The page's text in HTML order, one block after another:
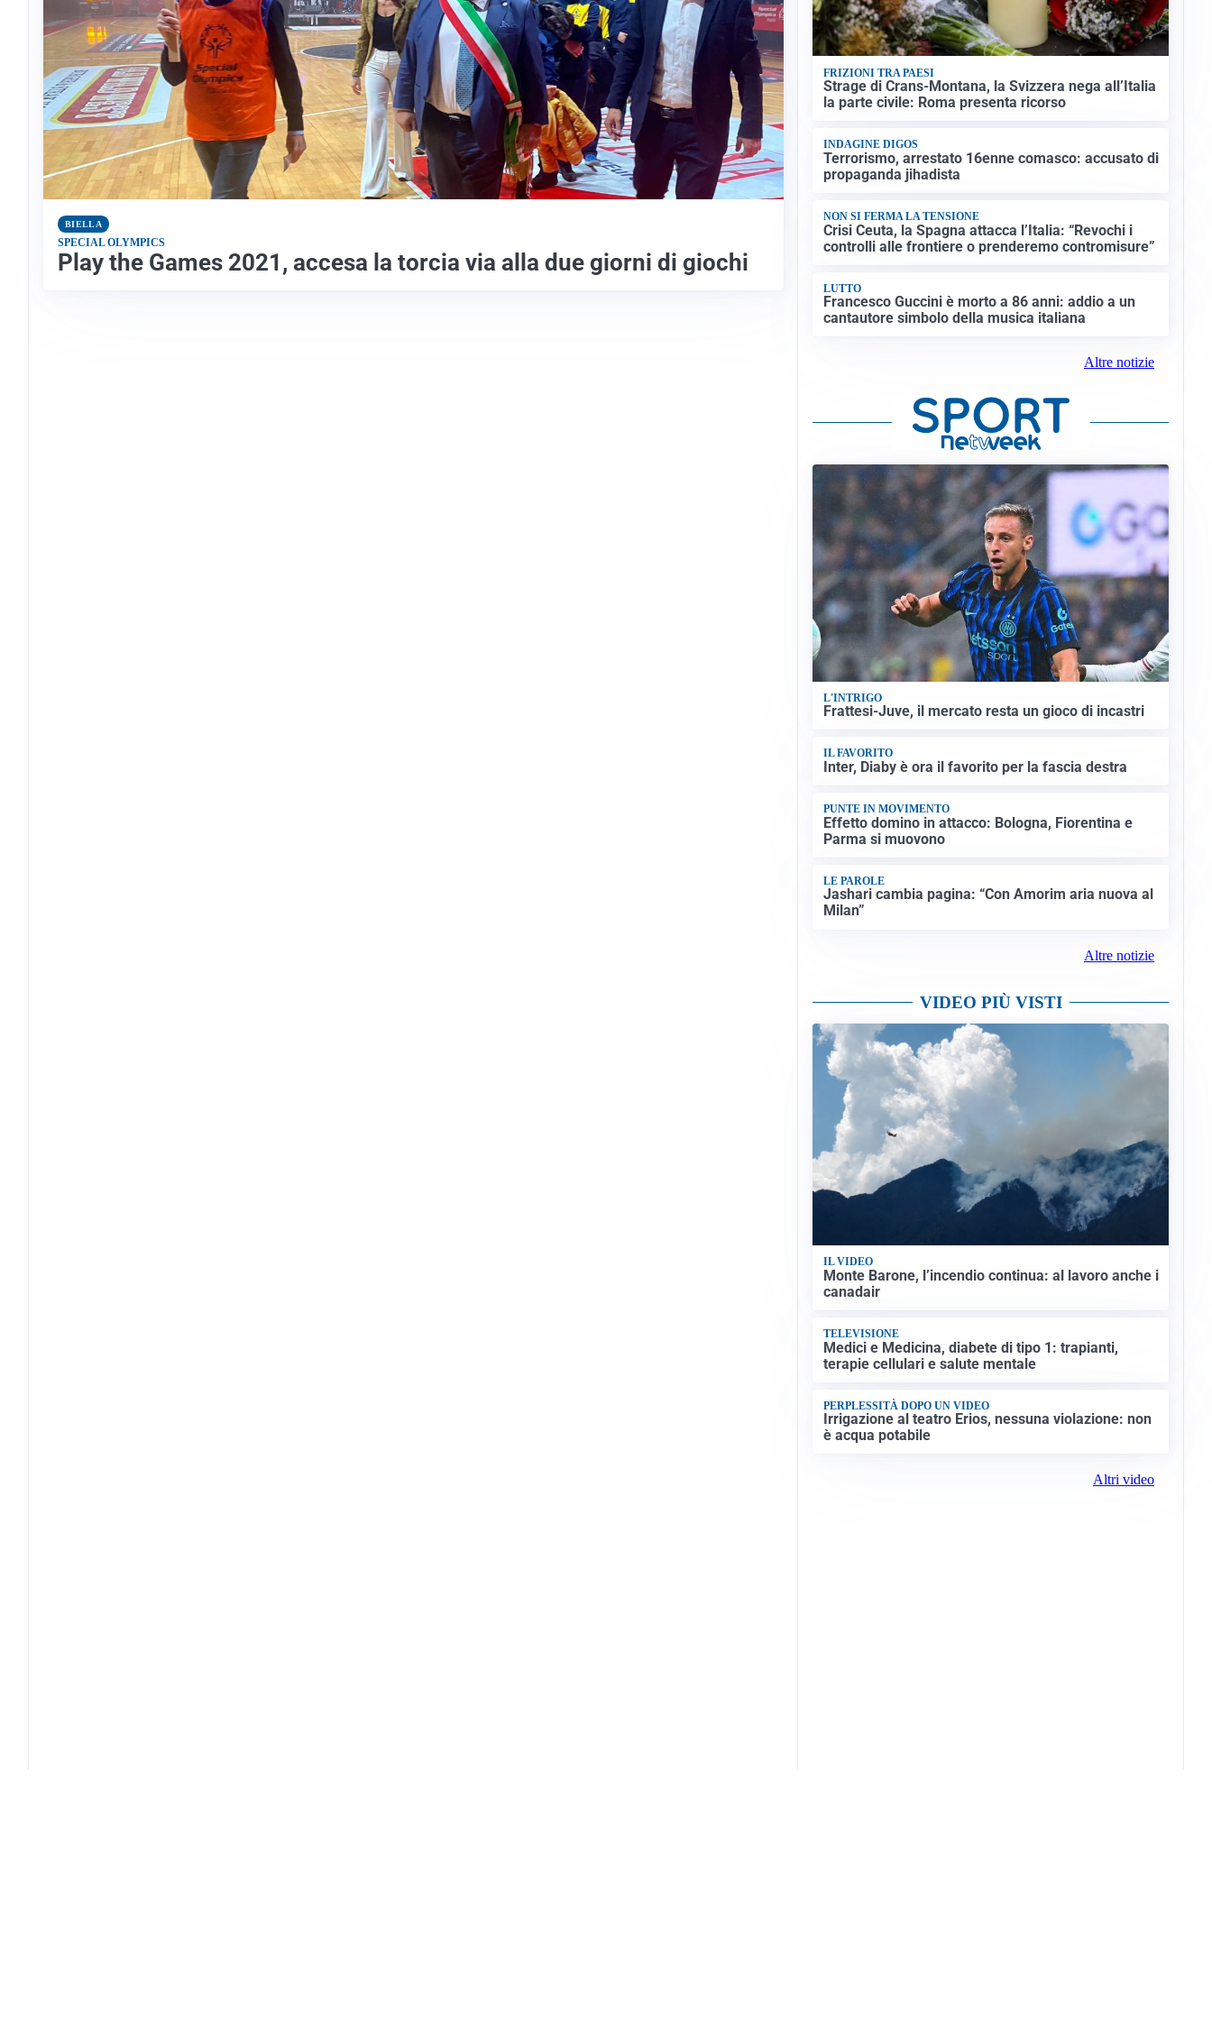
BIELLA
SPECIAL OLYMPICS
Play the Games 2021, accesa la torcia via alla due giorni di giochi
FRIZIONI TRA PAESI
Strage di Crans-Montana, la Svizzera nega all’Italia
la parte civile: Roma presenta ricorso
INDAGINE DIGOS
Terrorismo, arrestato 16enne comasco: accusato di
propaganda jihadista
NON SI FERMA LA TENSIONE
Crisi Ceuta, la Spagna attacca l’Italia: “Revochi i
controlli alle frontiere o prenderemo contromisure”
LUTTO
Francesco Guccini è morto a 86 anni: addio a un
cantautore simbolo della musica italiana
Altre notizie
L'INTRIGO
Frattesi-Juve, il mercato resta un gioco di incastri
IL FAVORITO
Inter, Diaby è ora il favorito per la fascia destra
PUNTE IN MOVIMENTO
Effetto domino in attacco: Bologna, Fiorentina e
Parma si muovono
LE PAROLE
Jashari cambia pagina: “Con Amorim aria nuova al
Milan”
Altre notizie
VIDEO PIÙ VISTI
IL VIDEO
Monte Barone, l’incendio continua: al lavoro anche i
canadair
TELEVISIONE
Medici e Medicina, diabete di tipo 1: trapianti,
terapie cellulari e salute mentale
PERPLESSITÀ DOPO UN VIDEO
Irrigazione al teatro Erios, nessuna violazione: non
è acqua potabile
Altri video